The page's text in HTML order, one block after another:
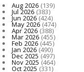
Aug 2026 (139)
Jul 2026 (383)
Jun 2026(424)
May 2026(474)
Apr 2026 (388)
Mar 2026(455)
Feb 2026 (445)
Jan 2026 (490)
Dec 2025(497)
Nov 2025 (464)
Oct 2025 (331)